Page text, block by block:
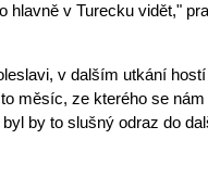
hlavně v Turecku vidět,"
v dalším utkání
měsíc, ze kterého se
by to slušný odraz do